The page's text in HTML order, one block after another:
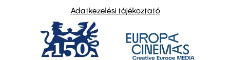
Adatkezelési tájékoztató